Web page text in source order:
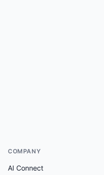
COMPANY
AI Connect